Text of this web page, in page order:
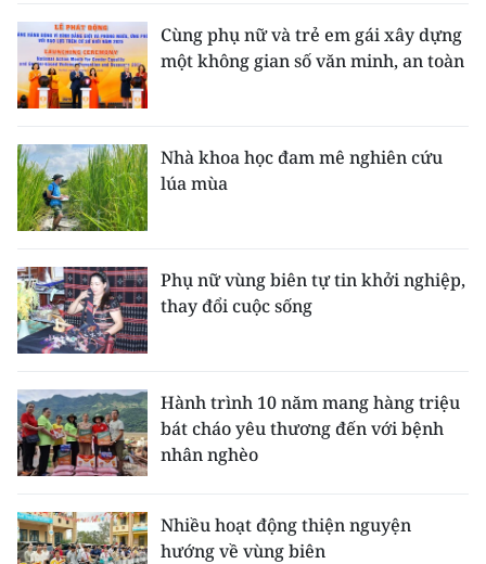
Cùng phụ nữ và trẻ em gái xây dựng
một không gian số văn minh, an toàn
Nhà khoa học đam mê nghiên cứu
lúa mùa
Phụ nữ vùng biên tự tin khởi nghiệp,
thay đổi cuộc sống
Hành trình 10 năm mang hàng triệu
bát cháo yêu thương đến với bệnh
nhân nghèo
Nhiều hoạt động thiện nguyện
hướng về vùng biên